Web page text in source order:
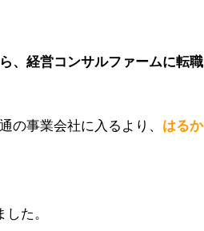
、経営コンサルファームに転職
の事業会社に入るより、 はるか
た。